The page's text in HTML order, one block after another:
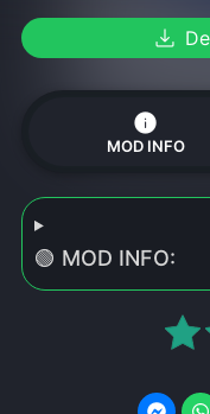
download
info
MOD INFO
🟢 MOD INFO: